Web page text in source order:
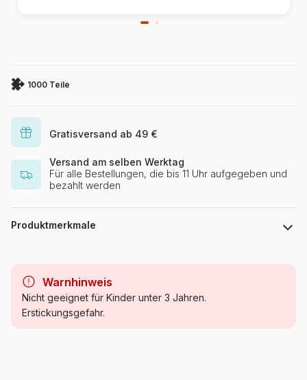
1000 Teile
Gratisversand ab 49 €
Versand am selben Werktag
Für alle Bestellungen, die bis 11 Uhr aufgegeben und
bezahlt werden
Produktmerkmale
Kategorie
Puzzle PKW, LKW und
Warnhinweis
Nicht geeignet für Kinder unter 3 Jahren.
Erstickungsgefahr.